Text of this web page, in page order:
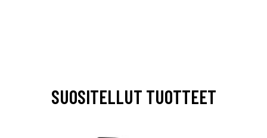
SUOSITELLUT TUOTTEET